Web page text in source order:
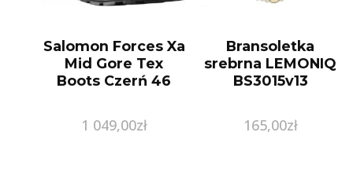
Salomon Forces Xa
Mid Gore Tex
Boots Czerń 46
1 049,00zł
Bransoletka
srebrna LEMONIQ
BS3015v13
165,00zł